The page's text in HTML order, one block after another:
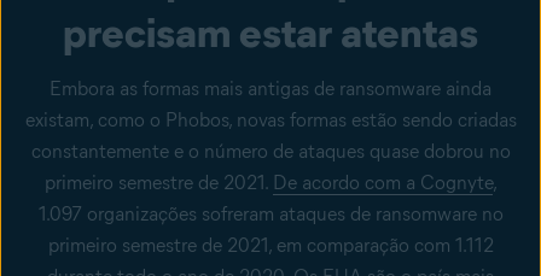
precisam estar atentas
Embora as formas mais antigas de ransomware ainda
existam, como o Phobos, novas formas estão sendo criadas
constantemente e o número de ataques quase dobrou no
primeiro semestre de 2021. De acordo com a Cognyte,
1.097 organizações sofreram ataques de ransomware no
primeiro semestre de 2021, em comparação com 1.112